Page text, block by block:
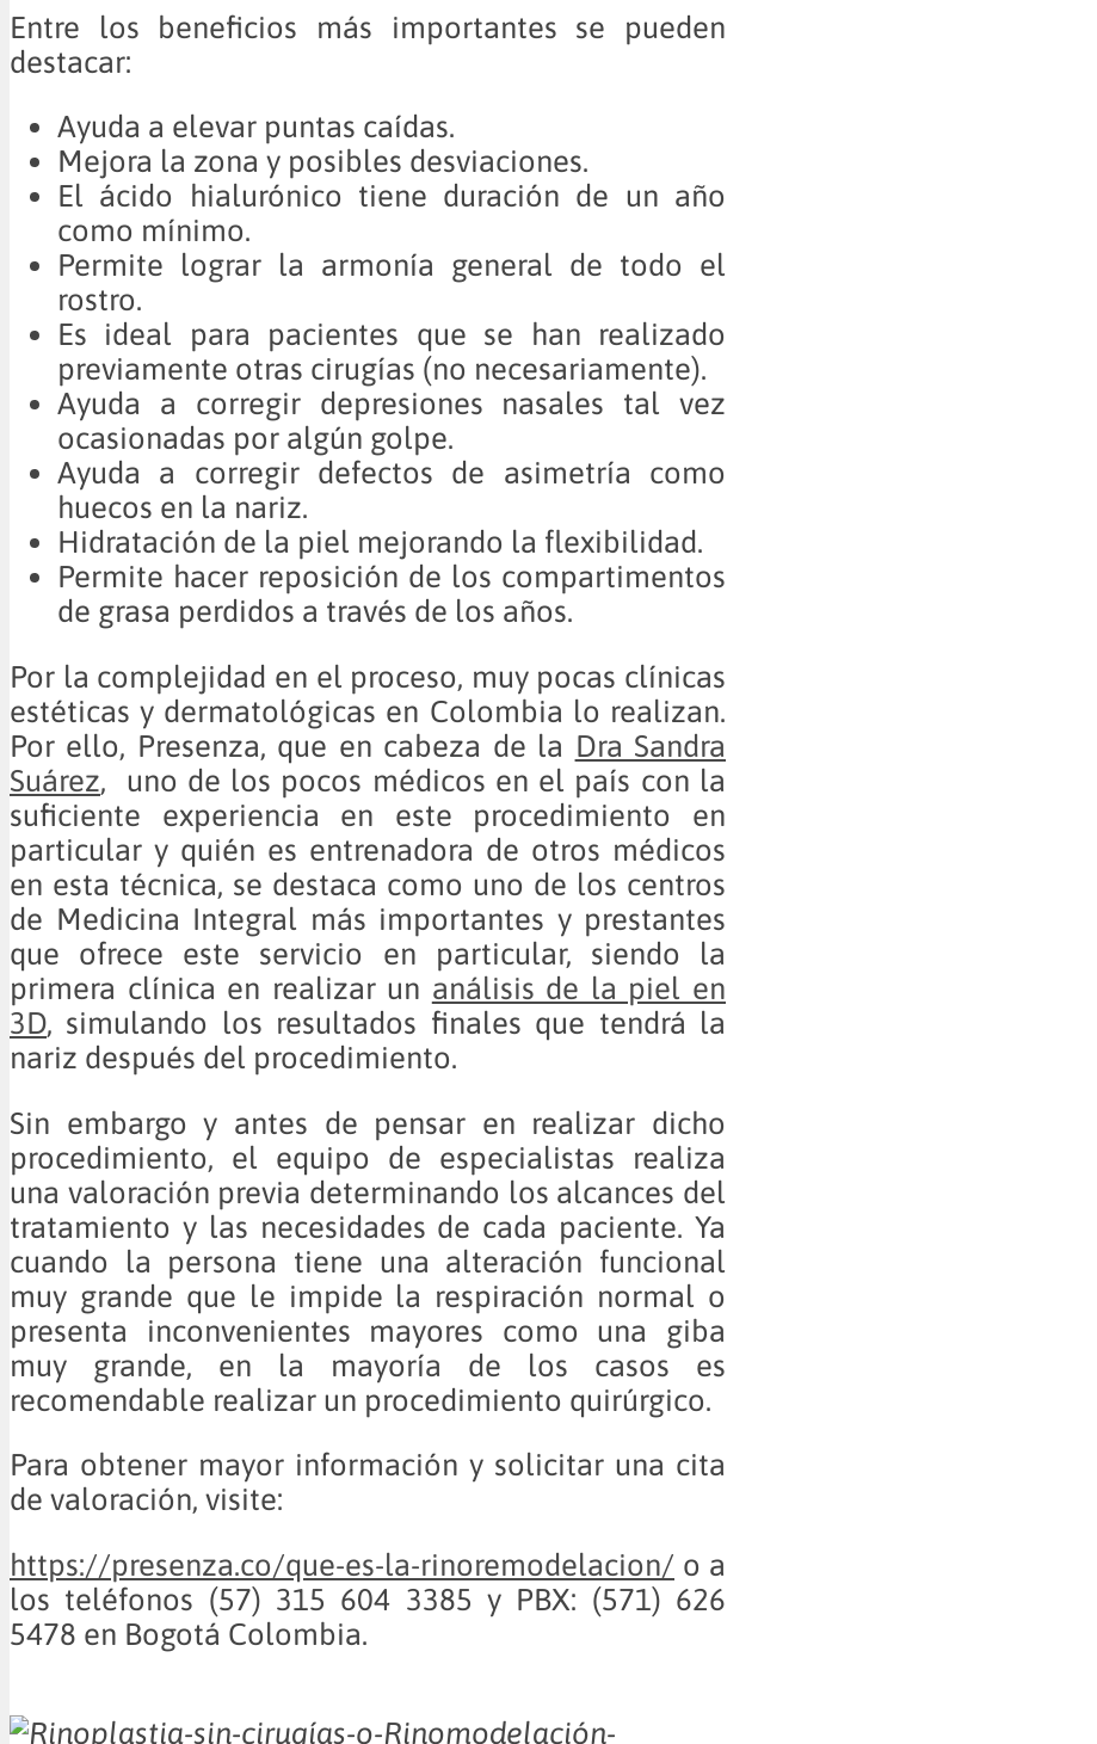
Entre los beneficios más importantes se pueden
destacar:
Ayuda a elevar puntas caídas.
Mejora la zona y posibles desviaciones.
El ácido hialurónico tiene duración de un año
como mínimo.
Permite lograr la armonía general de todo el
rostro.
Es ideal para pacientes que se han realizado
previamente otras cirugías (no necesariamente).
Ayuda a corregir depresiones nasales tal vez
ocasionadas por algún golpe.
Ayuda a corregir defectos de asimetría como
huecos en la nariz.
Hidratación de la piel mejorando la flexibilidad.
Permite hacer reposición de los compartimentos
de grasa perdidos a través de los años.
Por la complejidad en el proceso, muy pocas clínicas
estéticas y dermatológicas en Colombia lo realizan.
Por ello, Presenza, que en cabeza de la Dra Sandra
Suárez, uno de los pocos médicos en el país con la
suficiente experiencia en este procedimiento en
particular y quién es entrenadora de otros médicos
en esta técnica, se destaca como uno de los centros
de Medicina Integral más importantes y prestantes
que ofrece este servicio en particular, siendo la
primera clínica en realizar un análisis de la piel en
3D, simulando los resultados finales que tendrá la
nariz después del procedimiento.
Sin embargo y antes de pensar en realizar dicho
procedimiento, el equipo de especialistas realiza
una valoración previa determinando los alcances del
tratamiento y las necesidades de cada paciente. Ya
cuando la persona tiene una alteración funcional
muy grande que le impide la respiración normal o
presenta inconvenientes mayores como una giba
muy grande, en la mayoría de los casos es
recomendable realizar un procedimiento quirúrgico.
Para obtener mayor información y solicitar una cita
de valoración, visite:
https://presenza.co/que-es-la-rinoremodelacion/ o a
los teléfonos (57) 315 604 3385 y PBX: (571) 626
5478 en Bogotá Colombia.